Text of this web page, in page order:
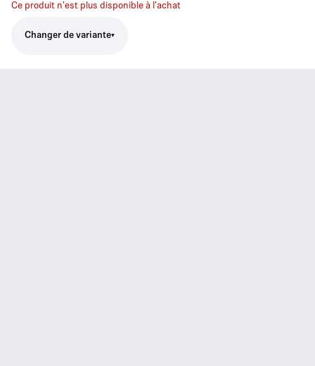
Ce produit n'est plus disponible à l'achat
Changer de variante